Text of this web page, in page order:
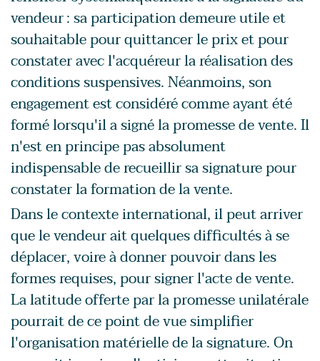
vendeur : sa participation demeure utile et
souhaitable pour quittancer le prix et pour
constater avec l'acquéreur la réalisation des
conditions suspensives. Néanmoins, son
engagement est considéré comme ayant été
formé lorsqu'il a signé la promesse de vente. Il
n'est en principe pas absolument
indispensable de recueillir sa signature pour
constater la formation de la vente.
Dans le contexte international, il peut arriver
que le vendeur ait quelques difficultés à se
déplacer, voire à donner pouvoir dans les
formes requises, pour signer l'acte de vente.
La latitude offerte par la promesse unilatérale
pourrait de ce point de vue simplifier
l'organisation matérielle de la signature. On